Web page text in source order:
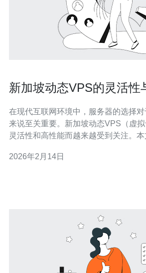
新加坡动态VPS的灵活性
在现代互联网环境中，服务器的选择
来说至关重要。新加坡动态VPS（虚
灵活性和高性能而越来越受到关注。
提供一些推荐。 首先，我们需要了解什么是动态VPS。动
2026年2月14日